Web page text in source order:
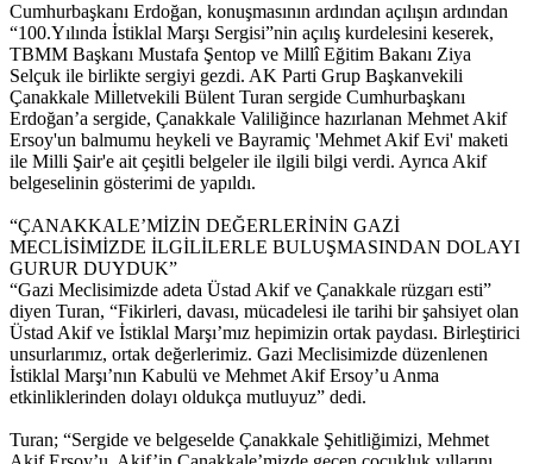
Cumhurbaşkanı Erdoğan, konuşmasının ardından açılışın ardından
“100.Yılında İstiklal Marşı Sergisi”nin açılış kurdelesini keserek,
TBMM Başkanı Mustafa Şentop ve Millî Eğitim Bakanı Ziya
Selçuk ile birlikte sergiyi gezdi. AK Parti Grup Başkanvekili
Çanakkale Milletvekili Bülent Turan sergide Cumhurbaşkanı
Erdoğan’a sergide, Çanakkale Valiliğince hazırlanan Mehmet Akif
Ersoy'un balmumu heykeli ve Bayramiç 'Mehmet Akif Evi' maketi
ile Milli Şair'e ait çeşitli belgeler ile ilgili bilgi verdi. Ayrıca Akif
belgeselinin gösterimi de yapıldı.
“ÇANAKKALE’MİZİN DEĞERLERİNİN GAZİ
MECLİSİMİZDE İLGİLİLERLE BULUŞMASINDAN DOLAYI
GURUR DUYDUK”
“Gazi Meclisimizde adeta Üstad Akif ve Çanakkale rüzgarı esti”
diyen Turan, “Fikirleri, davası, mücadelesi ile tarihi bir şahsiyet olan
Üstad Akif ve İstiklal Marşı’mız hepimizin ortak paydası. Birleştirici
unsurlarımız, ortak değerlerimiz. Gazi Meclisimizde düzenlenen
İstiklal Marşı’nın Kabulü ve Mehmet Akif Ersoy’u Anma
etkinliklerinden dolayı oldukça mutluyuz” dedi.
Turan; “Sergide ve belgeselde Çanakkale Şehitliğimizi, Mehmet